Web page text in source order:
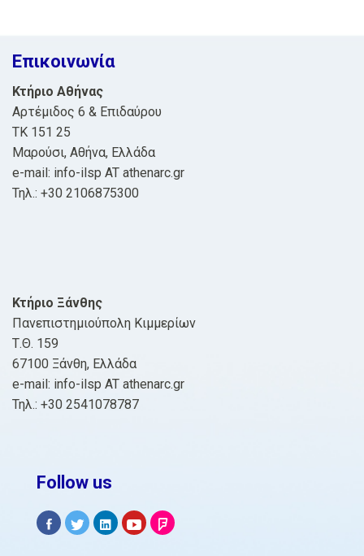
Επικοινωνία
Κτήριο Αθήνας
Αρτέμιδος 6 & Επιδαύρου
ΤΚ 151 25
Μαρούσι, Αθήνα, Ελλάδα
e-mail: info-ilsp AT athenarc.gr
Τηλ.: +30 2106875300
Κτήριο Ξάνθης
Πανεπιστημιούπολη Κιμμερίων
Τ.Θ. 159
67100 Ξάνθη, Ελλάδα
e-mail: info-ilsp AT athenarc.gr
Τηλ.: +30 2541078787
Follow us